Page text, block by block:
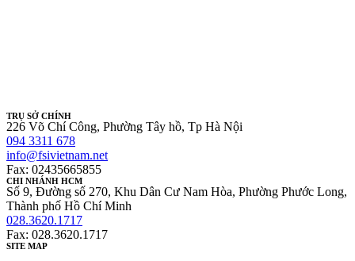
TRỤ SỞ CHÍNH
226 Võ Chí Công, Phường Tây hồ, Tp Hà Nội
094 3311 678
info@fsivietnam.net
Fax: 02435665855
CHI NHÁNH HCM
Số 9, Đường số 270, Khu Dân Cư Nam Hòa, Phường Phước Long,
Thành phố Hồ Chí Minh
028.3620.1717
Fax: 028.3620.1717
SITE MAP